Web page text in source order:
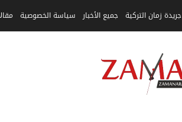
جريدة زمان التركية جميع الأخبار سياسة الخصوصية